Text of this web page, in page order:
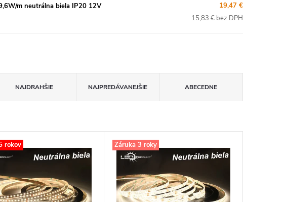
m neutrálna biela IP20 12V
19,47 €
15,83 € bez DPH
NAJDRAHŠIE NAJPREDÁVANEJŠIE ABECEDNE
rokov Záruka 3 roky